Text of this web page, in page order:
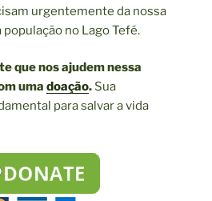
urgentemente da nossa
no Lago Tefé.
que nos ajudem nessa
uma doação. Sua
para salvar a vida